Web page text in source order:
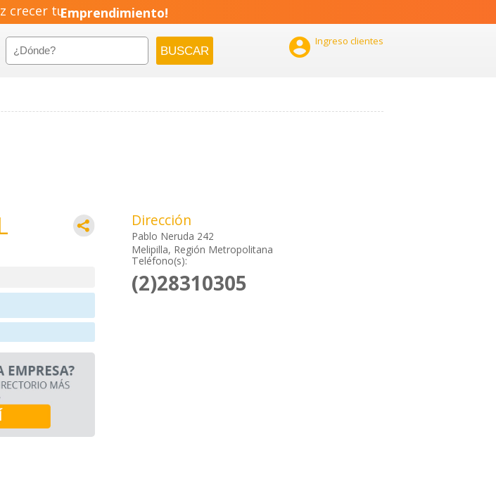
crecer tuEmprendimiento!
 Ingreso clientes
Dirección
Pablo Neruda 242
Melipilla, Región Metropolitana
Teléfono(s):
(2)28310305